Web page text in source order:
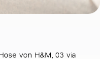
von H&M, 03 via